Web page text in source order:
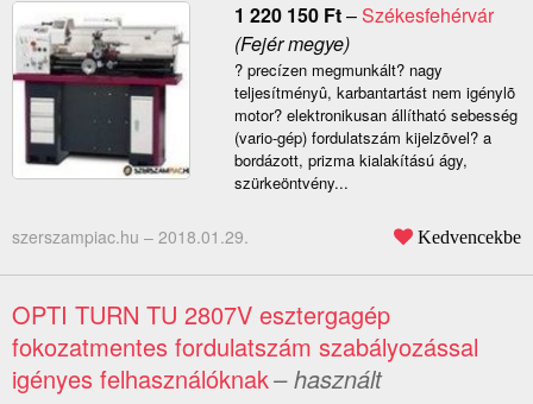
1 220 150 Ft–Székesfehérvár
(Fejér megye)
? precízen megmunkált? nagy
teljesítményû, karbantartást nem igénylõ
motor? elektronikusan állítható sebesség
(vario-gép) fordulatszám kijelzõvel? a
bordázott, prizma kialakítású ágy,
szürkeöntvény...
szerszampiac.hu – 2018.01.29. Kedvencekbe
OPTI TURN TU 2807V esztergagép
fokozatmentes fordulatszám szabályozással
igényes felhasználóknak– használt